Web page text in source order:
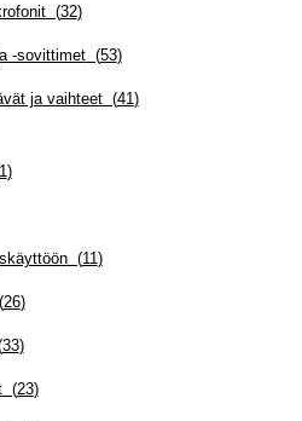
(32)
-sovittimet(53)
ja vaihteet(41)
)
(11)
26)
33)
(23)